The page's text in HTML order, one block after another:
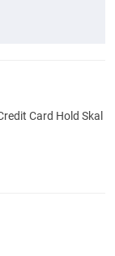
Card Hold Skal